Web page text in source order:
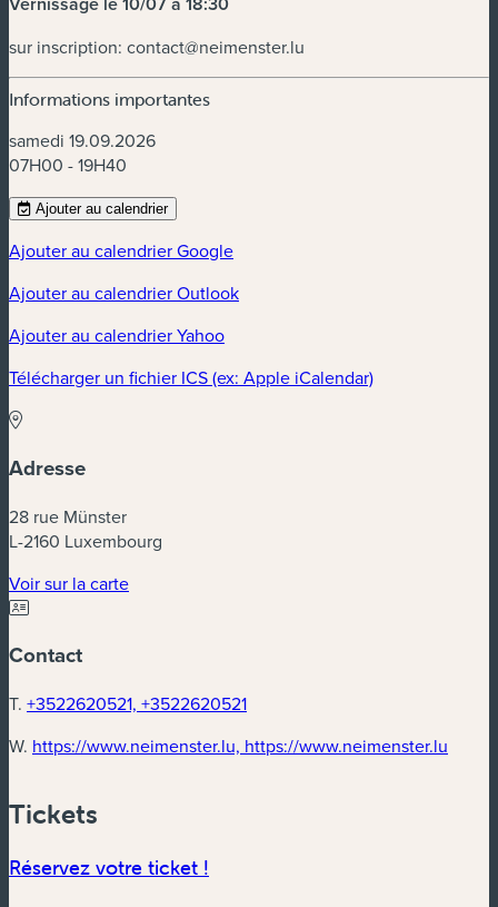
sur inscription: contact@neimenster.lu
Informations importantes
samedi 19.09.2026
07H00 - 19H40
Ajouter au calendrier
Ajouter au calendrier Google
Ajouter au calendrier Outlook
Ajouter au calendrier Yahoo
Télécharger un fichier ICS (ex: Apple iCalendar)
Adresse
28 rue Münster
L-2160 Luxembourg
Voir sur la carte
Contact
T. +3522620521, +3522620521
W. https://www.neimenster.lu, https://www.neimenster.lu
Tickets
Réservez votre ticket !